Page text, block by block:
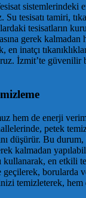
tesisatı tamiri,
gerek
inatçı
İzmit’te
hem de enerji
petek
düşürür. Bu
kalmadan
en etkili
temizleterek,